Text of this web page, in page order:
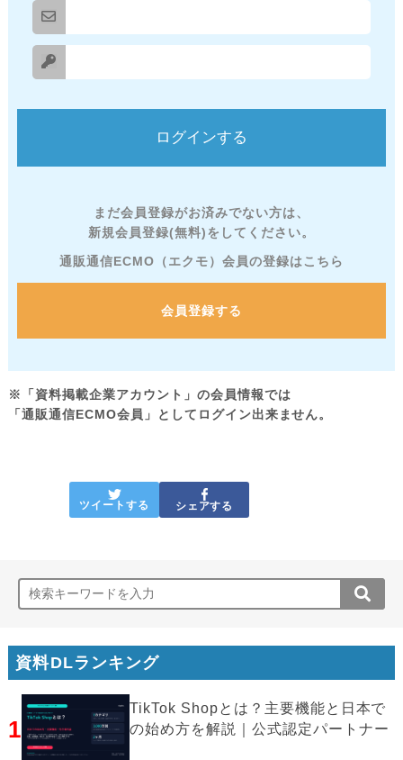
まだ会員登録がお済みでない方は、
新規会員登録(無料)をしてください。
通販通信ECMO（エクモ）会員の登録はこちら
会員登録する
※「資料掲載企業アカウント」の会員情報では
「通販通信ECMO会員」としてログイン出来ません。
ツイートする シェアする
資料DLランキング
1
TikTok Shopとは？主要機能と日本で
の始め方を解説｜公式認定パートナー